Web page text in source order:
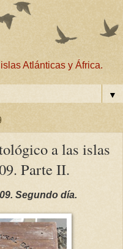
Atlánticas y África.
▼
a las islas
Parte II.
Segundo día.